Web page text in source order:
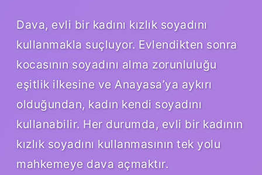
Dava, evli bir kadını kızlık soyadını
kullanmakla suçluyor. Evlendikten sonra
kocasının soyadını alma zorunluluğu
eşitlik ilkesine ve Anayasa’ya aykırı
olduğundan, kadın kendi soyadını
kullanabilir. Her durumda, evli bir kadının
kızlık soyadını kullanmasının tek yolu
mahkemeye dava açmaktır.